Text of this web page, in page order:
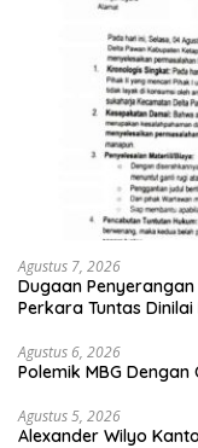
Agustus 7, 2026
Dugaan
Perkara Tuntas Dinilai
Agustus 6, 2026
Polemik MBG
Agustus 5, 2026
Alexander Wilyo